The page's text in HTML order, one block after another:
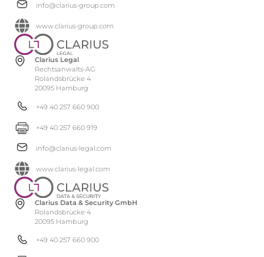
info@clarius-group.com
www.clarius-group.com
Clarius Legal
Rechtsanwalts-AG
Rolandsbrücke 4
20095 Hamburg
+49 40 257 660 900
+49 40 257 660 919
info@clarius-legal.com
www.clarius-legal.com
Clarius Data & Security GmbH
Rolandsbrücke 4
20095 Hamburg
+49 40 257 660 900